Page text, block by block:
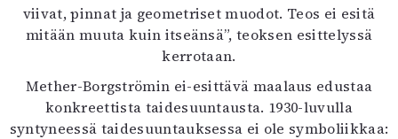
viivat, pinnat ja geometriset muodot. Teos ei esitä
mitään muuta kuin itseänsä”, teoksen esittelyssä
kerrotaan.
Mether-Borgströmin ei-esittävä maalaus edustaa
konkreettista taidesuuntausta. 1930-luvulla
syntyneessä taidesuuntauksessa ei ole symboliikkaa: